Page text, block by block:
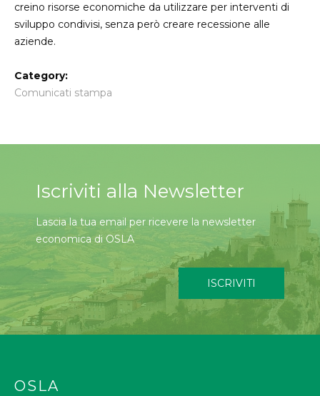
creino risorse economiche da utilizzare per interventi di
sviluppo condivisi, senza però creare recessione alle
aziende.
Category:
Comunicati stampa
Iscriviti alla Newsletter
Lascia la tua email per ricevere la newsletter
economica di OSLA
ISCRIVITI
OSLA